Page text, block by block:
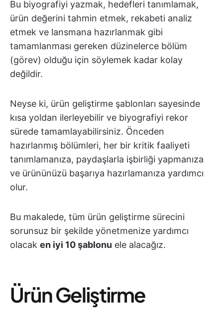
Bu biyografiyi yazmak, hedefleri tanımlamak,
ürün değerini tahmin etmek, rekabeti analiz
etmek ve lansmana hazırlanmak gibi
tamamlanması gereken düzinelerce bölüm
(görev) olduğu için söylemek kadar kolay
değildir.
Neyse ki, ürün geliştirme şablonları sayesinde
kısa yoldan ilerleyebilir ve biyografiyi rekor
sürede tamamlayabilirsiniz. Önceden
hazırlanmış bölümleri, her bir kritik faaliyeti
tanımlamanıza, paydaşlarla işbirliği yapmanıza
ve ürününüzü başarıya hazırlamanıza yardımcı
olur.
Bu makalede, tüm ürün geliştirme sürecini
sorunsuz bir şekilde yönetmenize yardımcı
olacak en iyi 10 şablonu ele alacağız.
Ürün Geliştirme